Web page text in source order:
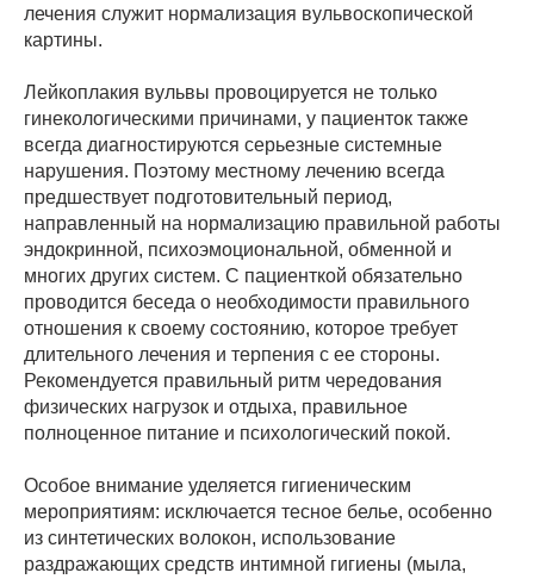
лечения служит нормализация вульвоскопической
картины.
Лейкоплакия вульвы провоцируется не только
гинекологическими причинами, у пациенток также
всегда диагностируются серьезные системные
нарушения. Поэтому местному лечению всегда
предшествует подготовительный период,
направленный на нормализацию правильной работы
эндокринной, психоэмоциональной, обменной и
многих других систем. С пациенткой обязательно
проводится беседа о необходимости правильного
отношения к своему состоянию, которое требует
длительного лечения и терпения с ее стороны.
Рекомендуется правильный ритм чередования
физических нагрузок и отдыха, правильное
полноценное питание и психологический покой.
Особое внимание уделяется гигиеническим
мероприятиям: исключается тесное белье, особенно
из синтетических волокон, использование
раздражающих средств интимной гигиены (мыла,